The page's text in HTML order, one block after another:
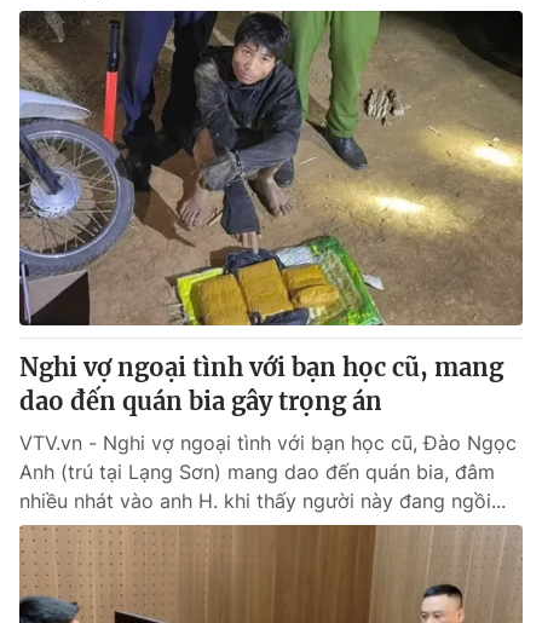
Nghi vợ ngoại tình với bạn học cũ, mang
dao đến quán bia gây trọng án
VTV.vn - Nghi vợ ngoại tình với bạn học cũ, Đào Ngọc
Anh (trú tại Lạng Sơn) mang dao đến quán bia, đâm
nhiều nhát vào anh H. khi thấy người này đang ngồi...